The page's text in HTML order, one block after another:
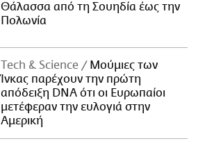
Θάλασσα από τη Σουηδία έως την
Πολωνία
Τech & Science
Μούμιες των
Ίνκας παρέχουν την πρώτη
απόδειξη DNA ότι οι Ευρωπαίοι
μετέφεραν την ευλογιά στην
Αμερική